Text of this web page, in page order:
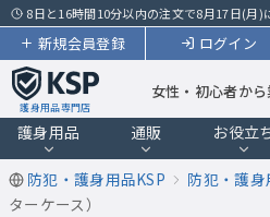
8日と16時間10分以内の注文で8月17日(月)
ログイン
新規会員登録
護身用品専門店
女性・初心者か
護身用品 通販 お役立
防犯・護身用品KSP 防犯・護身
ターケース）